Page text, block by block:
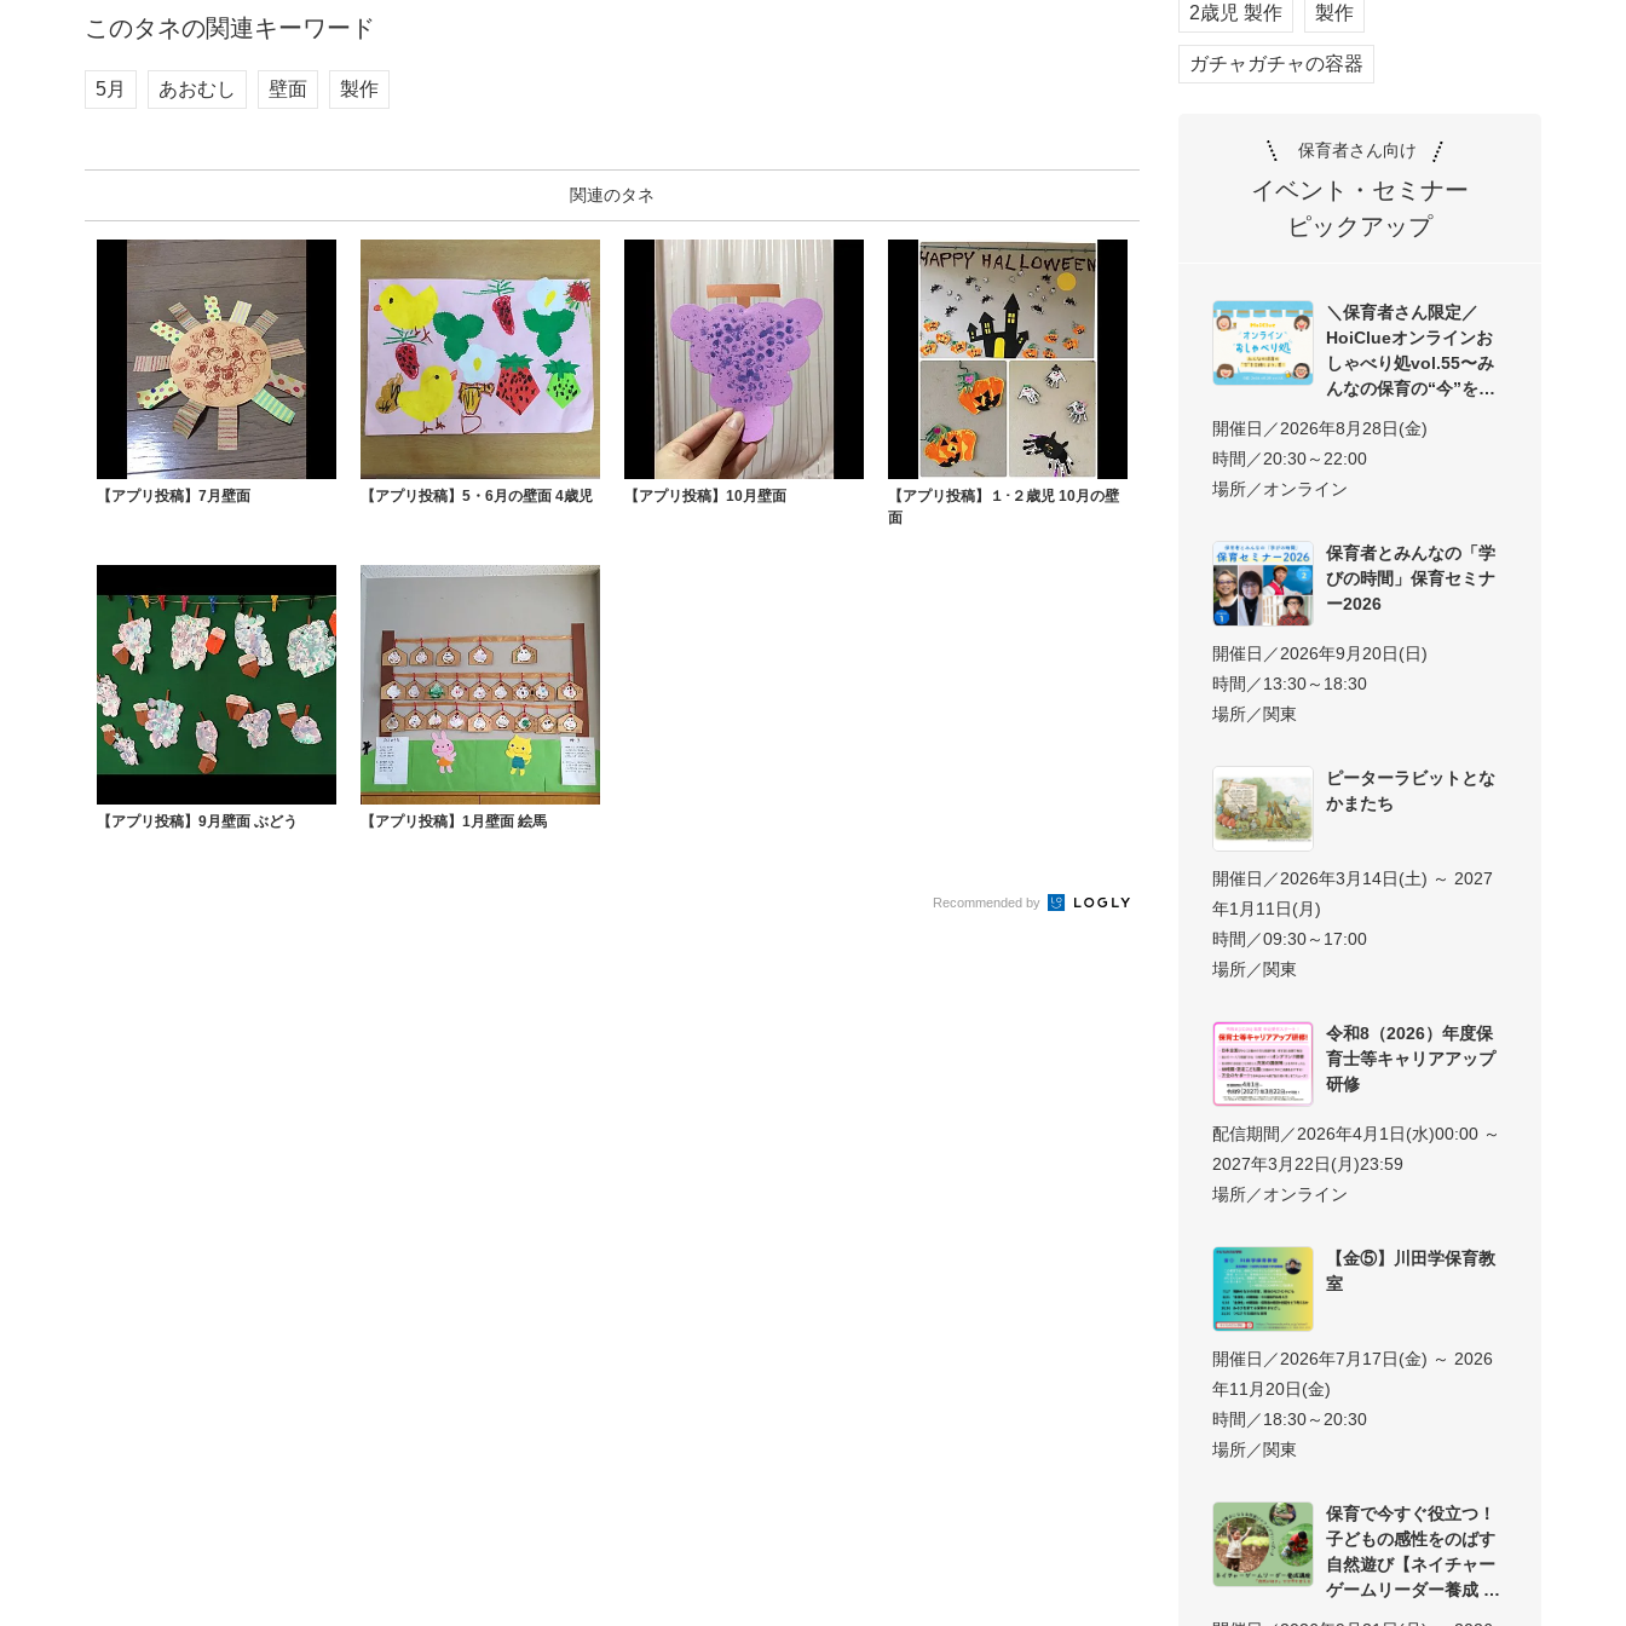
このタネの関連キーワード
5月 あおむし 壁面 製作
関連のタネ
【アプリ投稿】7月壁面 【アプリ投稿】5・6月の壁面 4歳児 【アプリ投稿】10月壁面
【アプリ投稿】１･２歳児 10月の壁
面
【アプリ投稿】9月壁面 ぶどう 【アプリ投稿】1月壁面 絵馬
Recommended by
2歳児 製作 製作
ガチャガチャの容器
保育者さん向け
イベント・セミナー
ピックアップ
＼保育者さん限定／
HoiClueオンラインお
しゃべり処vol.55〜み
んなの保育の“今”を交
開催日／2026年8月28日(金)
時間／20:30～22:00
場所／オンライン
保育者とみんなの「学
びの時間」保育セミナ
ー2026
開催日／2026年9月20日(日)
時間／13:30～18:30
場所／関東
ピーターラビットとな
かまたち
開催日／2026年3月14日(土) ～ 2027
年1月11日(月)
時間／09:30～17:00
場所／関東
令和8（2026）年度保
育士等キャリアアップ
研修
配信期間／2026年4月1日(水)00:00 ～
2027年3月22日(月)23:59
場所／オンライン
【金⑤】川田学保育教
室
開催日／2026年7月17日(金) ～ 2026
年11月20日(金)
時間／18:30～20:30
場所／関東
保育で今すぐ役立つ！
子どもの感性をのばす
自然遊び【ネイチャー
ゲームリーダー養成